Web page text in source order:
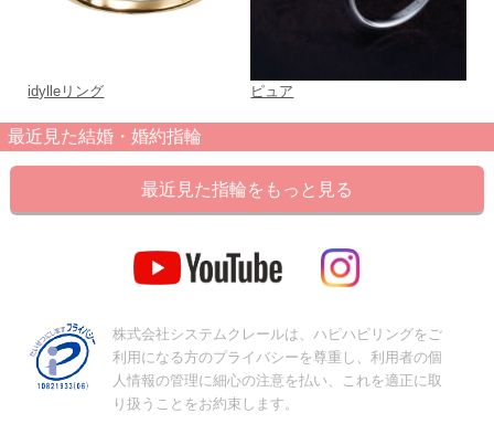
idylleリング ピュア
最近見た結婚・婚約指輪
最近見た指輪をもっと見る
株式会社システムクレールは、ハピハピリングをご
利用になる方のプライバシーを尊重し、利用者の個
人情報の管理に細心の注意を払い、これを適正に取
り扱うことをお約束します。